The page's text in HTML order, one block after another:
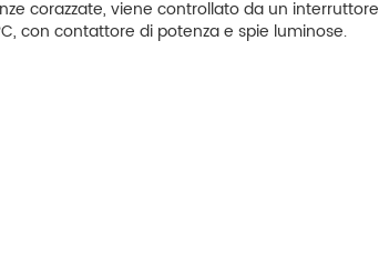
corazzate, viene controllato da un interruttore
con contattore di potenza e spie luminose.